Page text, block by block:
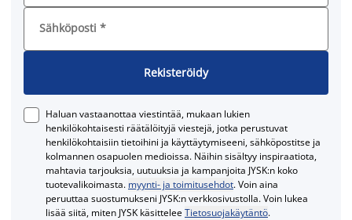
Sähköposti *
Rekisteröidy
Haluan vastaanottaa viestintää, mukaan lukien
henkilökohtaisesti räätälöityjä viestejä, jotka perustuvat
henkilökohtaisiin tietoihini ja käyttäytymiseeni, sähköpostitse ja
kolmannen osapuolen medioissa. Näihin sisältyy inspiraatiota,
mahtavia tarjouksia, uutuuksia ja kampanjoita JYSK:n koko
tuotevalikoimasta. myynti- ja toimitusehdot. Voin aina
peruuttaa suostumukseni JYSK:n verkkosivustolla. Voin lukea
lisää siitä, miten JYSK käsitteleeTietosuojakäytäntö.